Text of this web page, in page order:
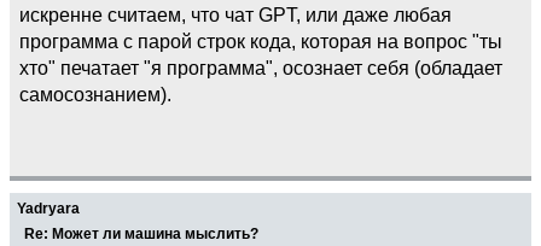
искренне считаем, что чат GPT, или даже любая
программа с парой строк кода, которая на вопрос "ты
хто" печатает "я программа", осознает себя (обладает
самосознанием).
Yadryara
Re: Может ли машина мыслить?